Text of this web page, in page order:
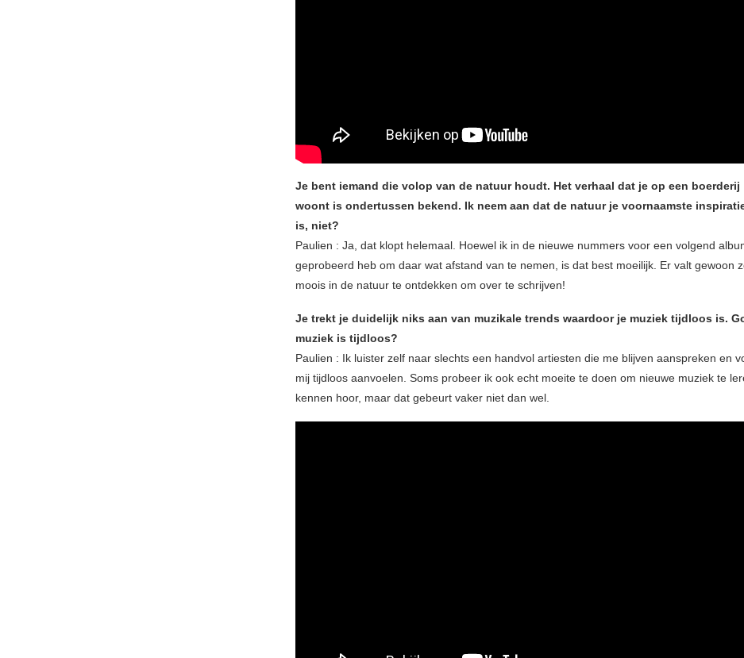
Je bent iemand die volop van de natuur houdt. Het verhaal dat je op een boerderij
woont is ondertussen bekend. Ik neem aan dat de natuur je voornaamste
is, niet?
Paulien : Ja, dat klopt helemaal. Hoewel ik in de nieuwe nummers voor een volgend
geprobeerd heb om daar wat afstand van te nemen, is dat best moeilijk. Er valt gewoon
moois in de natuur te ontdekken om over te schrijven!
Je trekt je duidelijk niks aan van muzikale trends waardoor je muziek tijdloos is.
muziek is tijdloos?
Paulien : Ik luister zelf naar slechts een handvol artiesten die me blijven aanspreken en
mij tijdloos aanvoelen. Soms probeer ik ook echt moeite te doen om nieuwe muziek te
kennen hoor, maar dat gebeurt vaker niet dan wel.